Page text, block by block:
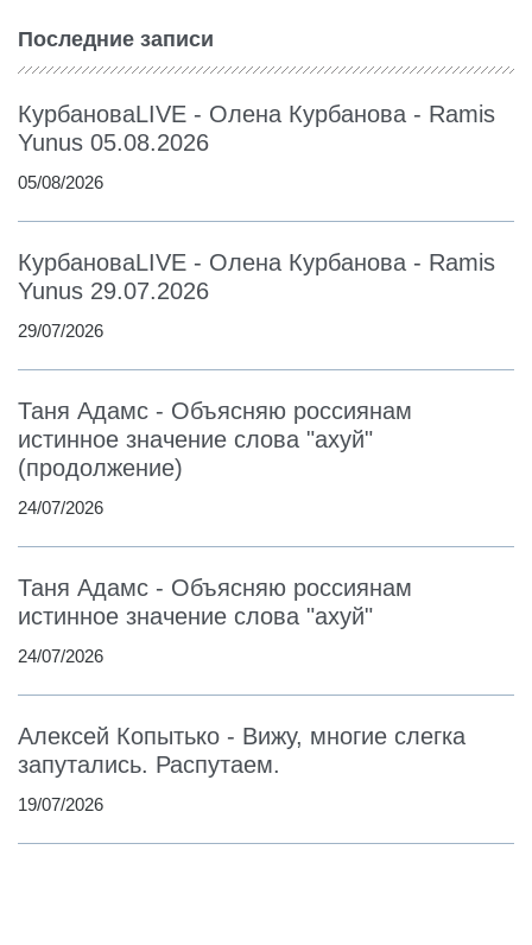
Последние записи
КурбановаLIVE - Олена Курбанова - Ramis
Yunus 05.08.2026
05/08/2026
КурбановаLIVE - Олена Курбанова - Ramis
Yunus 29.07.2026
29/07/2026
Таня Адамс - Объясняю россиянам
истинное значение слова "ахуй"
(продолжение)
24/07/2026
Таня Адамс - Объясняю россиянам
истинное значение слова "ахуй"
24/07/2026
Алексей Копытько - Вижу, многие слегка
запутались. Распутаем.
19/07/2026